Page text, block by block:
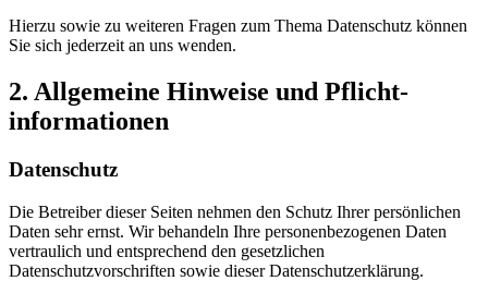
Hierzu sowie zu weiteren Fragen zum Thema Datenschutz können
Sie sich jederzeit an uns wenden.
2. Allgemeine Hinweise und Pflicht­
informationen
Datenschutz
Die Betreiber dieser Seiten nehmen den Schutz Ihrer persönlichen
Daten sehr ernst. Wir behandeln Ihre personenbezogenen Daten
vertraulich und entsprechend den gesetzlichen
Datenschutzvorschriften sowie dieser Datenschutzerklärung.